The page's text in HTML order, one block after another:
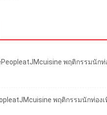
พฤติกรรมนักท่
พฤติกรรมนักท่อง